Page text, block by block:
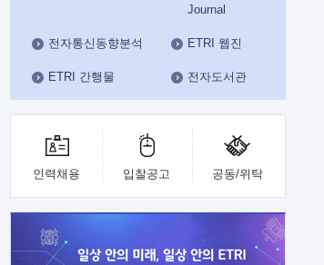
Journal
전자통신동향분석 ETRI 웹진
ETRI 간행물 전자도서관
인력채용 입찰공고 공동/위탁